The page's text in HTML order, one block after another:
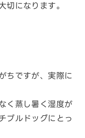
切になります。
ちですが、実際に
く蒸し暑く湿度が
ブルドッグにとっ